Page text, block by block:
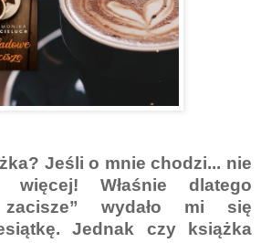
Jeśli o mnie chodzi... nie
więcej! Właśnie dlatego
zacisze” wydało mi się
Jednak czy książka